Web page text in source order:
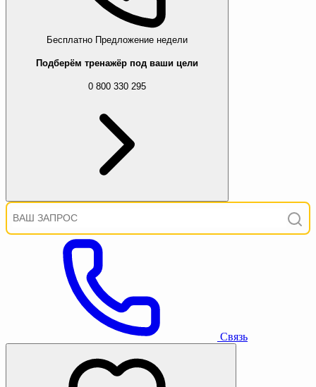
Бесплатно Предложение недели
Подберём тренажёр под ваши цели
0 800 330 295
Связь